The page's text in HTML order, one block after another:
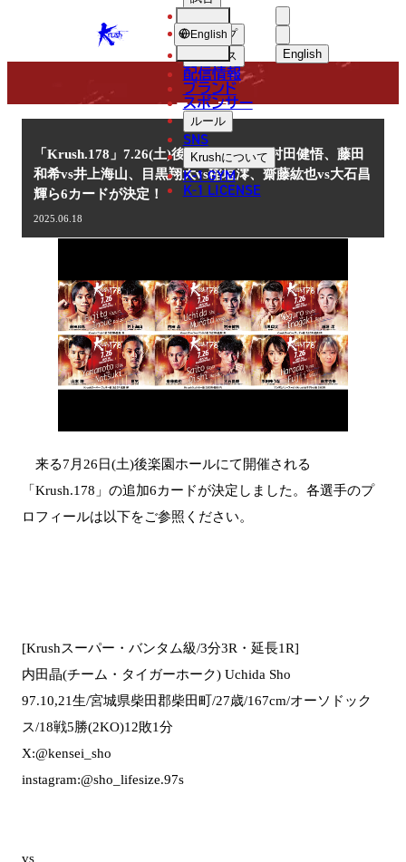
KRUSH English
한국어
中文（简体
ショップ
ニュース
配信情報
ブランド
スポンサー
ルール
SNS
Krushについて
K-1 GYM
K-1 LICENSE
English
NEWS
ニュース
「Krush.178」7.26(土)後楽園 内田晶vs村田健悟、藤田
和希vs井上海山、目黒翔大vs稲垣澪、齋藤紘也vs大石昌
輝ら6カードが決定！
2025.06.18
来る7月26日(土)後楽園ホールにて開催される
「Krush.178」の追加6カードが決定しました。各選手のプ
ロフィールは以下をご参照ください。
[Krushスーパー・バンタム級/3分3R・延長1R]
内田晶(チーム・タイガーホーク) Uchida Sho
97.10,21生/宮城県柴田郡柴田町/27歳/167cm/オーソドック
ス/18戦5勝(2KO)12敗1分
X:@kensei_sho
instagram:@sho_lifesize.97s
vs